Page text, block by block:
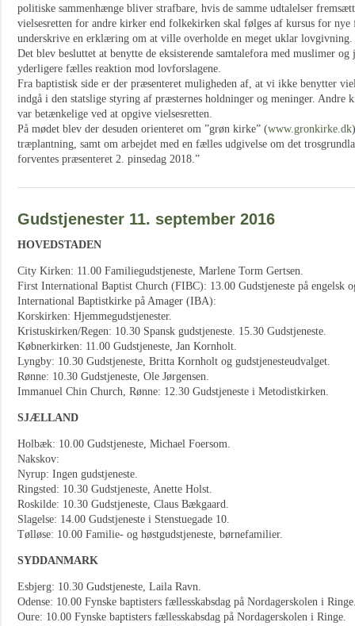
politiske sammenhænge bliver strafbare, hvis de samme udtalelser
vielsesretten for andre kirker end folkekirken skal følges af kursus for nye
underskrive en erklæring om at ville overholde en meget uklar lovgivning.
Det blev besluttet at benytte de eksisterende samtalefora med muslimer
yderligere fælles reaktion mod lovforslagene.
Fra baptistisk side er der præsenteret muligheden af, at vi ikke benytter
indgå i den statslige styring af præsternes holdninger og meninger. Andre
var betænkelige ved at opgive vielsesretten.
På mødet blev der desuden orienteret om ”grøn kirke” (www.gronkirke.dk
træplantning, samt om arbejdet med en fælles udgivelse om det
forventes præsenteret 2. pinsedag 2018.”
Gudstjenester 11. september 2016
HOVEDSTADEN
City Kirken: 11.00 Familiegudstjeneste, Marlene Torm Gertsen.
First International Baptist Church (FIBC): 13.00 Gudstjeneste på engelsk
International Baptistkirke på Amager (IBA):
Korskirken: Hjemmegudstjenester.
Kristuskirken/Regen: 10.30 Spansk gudstjeneste. 15.30 Gudstjeneste.
Købnerkirken: 11.00 Gudstjeneste, Jan Kornholt.
Lyngby: 10.30 Gudstjeneste, Britta Kornholt og gudstjenesteudvalget.
Rønne: 10.30 Gudstjeneste, Ole Jørgensen.
Immanuel Chin Church, Rønne: 12.30 Gudstjeneste i Metodistkirken.
SJÆLLAND
Holbæk: 10.00 Gudstjeneste, Michael Foersom.
Nakskov:
Nyrup: Ingen gudstjeneste.
Ringsted: 10.30 Gudstjeneste, Anette Holst.
Roskilde: 10.30 Gudstjeneste, Claus Bækgaard.
Slagelse: 14.00 Gudstjeneste i Stenstuegade 10.
Tølløse: 10.00 Familie- og høstgudstjeneste, børnefamilier.
SYDDANMARK
Esbjerg: 10.30 Gudstjeneste, Laila Ravn.
Odense: 10.00 Fynske baptisters fællesskabsdag på Nordagerskolen i
Oure: 10.00 Fynske baptisters fællesskabsdag på Nordagerskolen i Ringe.